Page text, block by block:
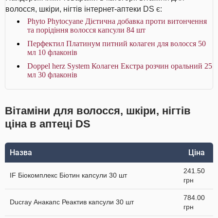
волосся, шкіри, нігтів інтернет-аптеки DS є:
Phyto Phytocyane Дієтична добавка проти витончення
та порідіння волосся капсули 84 шт
Перфектил Платинум питний колаген для волосся 50
мл 10 флаконів
Doppel herz System Колаген Екстра розчин оральний 25
мл 30 флаконів
Вітаміни для волосся, шкіри, нігтів
ціна в аптеці DS
Назва Ціна
IF Біокомплекс Біотин капсули 30 шт
241.50
грн
Ducray Анакапс Реактив капсули 30 шт
784.00
грн